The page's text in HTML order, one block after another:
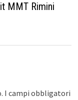
MMT Rimini
I campi obbligatori